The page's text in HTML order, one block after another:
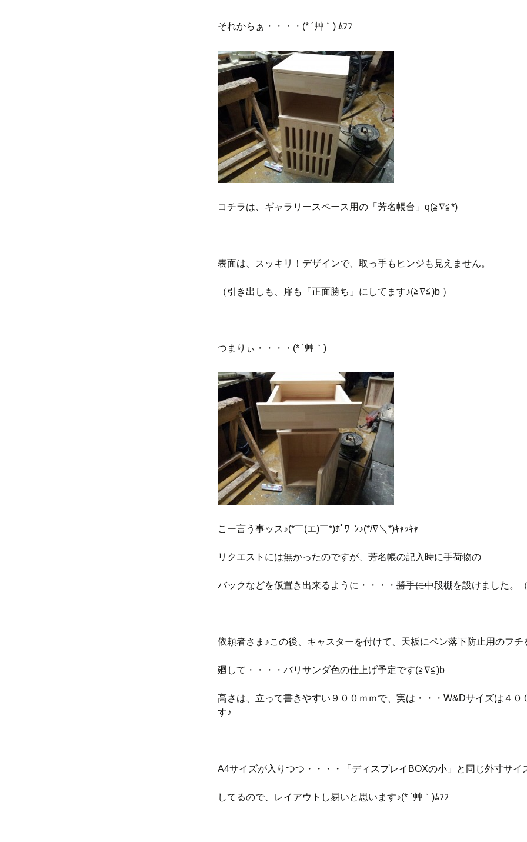
それからぁ・・・・(* ´艸｀) ﾑﾌﾌ
コチラは、ギャラリースペース用の「芳名帳台」q(≧∇≦*)
表面は、スッキリ！デザインで、取っ手もヒンジも見えません。
（引き出しも、扉も「正面勝ち」にしてます♪(≧∇≦)b ）
つまりぃ・・・・(* ´艸｀)
こー言う事ッス♪(*￣(エ)￣*)ﾎﾟﾜｰﾝ♪(*/∇＼*)ｷｬｯｷｬ
リクエストには無かったのですが、芳名帳の記入時に手荷物の
バックなどを仮置き出来るように・・・・ 勝手に中段棚を設けました。（
依頼者さま♪この後、キャスターを付けて、天板にペン落下防止用のフチ
廻して・・・・バリサンダ色の仕上げ予定です(≧∇≦)b
高さは、立って書きやすい９００ｍｍで、実は・・・W&Dサイズは４０
す♪
A4サイズが入りつつ・・・・「ディスプレイBOXの小」と同じ外寸サイ
してるので、レイアウトし易いと思います♪(* ´艸｀)ﾑﾌﾌ